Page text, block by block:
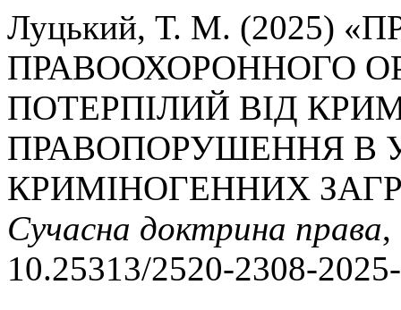
Луцький, Т. М. (2025)
ПРАВООХОРОННОГО
ПОТЕРПІЛИЙ ВІД
ПРАВОПОРУШЕННЯ В
КРИМІНОГЕННИХ
Сучасна доктрина права,
10.25313/2520-2308-